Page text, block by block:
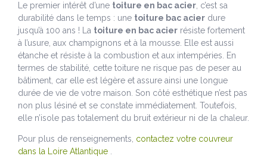
Le premier intérêt d’une toiture en bac acier , c’est sa
durabilité dans le temps : une toiture bac acier dure
jusqu’à 100 ans ! La toiture en bac acier résiste fortement
à l’usure, aux champignons et à la mousse. Elle est aussi
étanche et résiste à la combustion et aux intempéries. En
termes de stabilité, cette toiture ne risque pas de peser au
bâtiment, car elle est légère et assure ainsi une longue
durée de vie de votre maison. Son côté esthétique n’est pas
non plus lésiné et se constate immédiatement. Toutefois,
elle n’isole pas totalement du bruit extérieur ni de la chaleur.
Pour plus de renseignements, contactez votre couvreur
dans la Loire Atlantique